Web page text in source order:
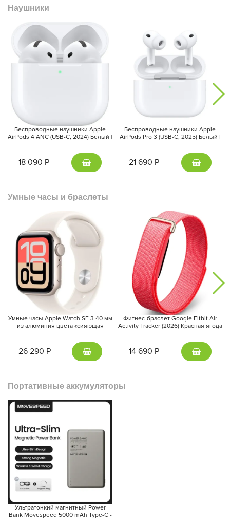
Наушники
Беспроводные наушники Apple
AirPods 4 ANC (USB-C, 2024) Белый |
18 090 Р
Беспроводные наушники Apple
AirPods Pro 3 (USB-C, 2025) Белый |
21 690 Р
Умные часы и браслеты
Умные часы Apple Watch SE 3 40 мм
из алюминия цвета «сияющая
«сияющая звезда» (S/M)
26 290 Р
Фитнес-браслет Google Fitbit Air
Activity Tracker (2026) Красная ягода
14 690 Р
Портативные аккумуляторы
Ультратонкий магнитный Power
Bank Movespeed 5000 mAh Type-C -